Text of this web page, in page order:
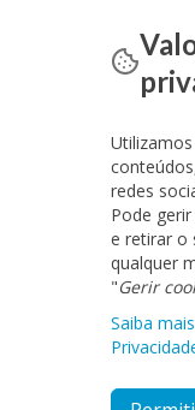
redes
Pode
e retirar o
qualquer
"Gerir
Saiba